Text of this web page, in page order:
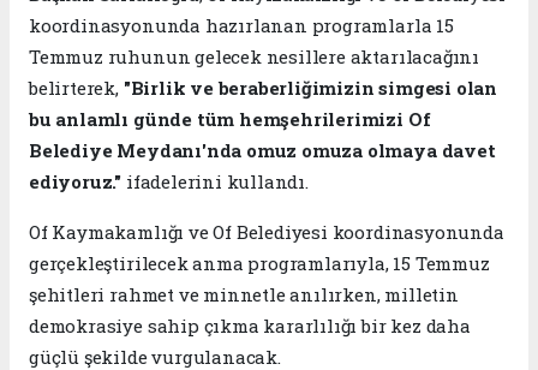
koordinasyonunda hazırlanan programlarla 15
Temmuz ruhunun gelecek nesillere aktarılacağını
belirterek, "Birlik ve beraberliğimizin simgesi olan
bu anlamlı günde tüm hemşehrilerimizi Of
Belediye Meydanı'nda omuz omuza olmaya davet
ediyoruz." ifadelerini kullandı.
Of Kaymakamlığı ve Of Belediyesi koordinasyonunda
gerçekleştirilecek anma programlarıyla, 15 Temmuz
şehitleri rahmet ve minnetle anılırken, milletin
demokrasiye sahip çıkma kararlılığı bir kez daha
güçlü şekilde vurgulanacak.